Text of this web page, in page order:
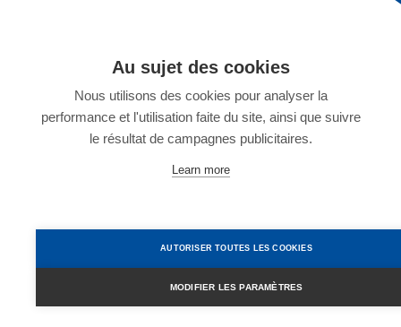
W
confidentialité *
JE M'INSCRIS
S'inscrire à un séjour
Espace Enseignants
Stage chez L&T
02 899 75 15
Changer les réglages des cookies
CGV
Mentions légales
Français
Au sujet des cookies
Nous utilisons des cookies pour analyser la
performance et l'utilisation faite du site, ainsi que suivre
le résultat de campagnes publicitaires.
Learn more
AUTORISER TOUTES LES COOKIES
MODIFIER LES PARAMÈTRES